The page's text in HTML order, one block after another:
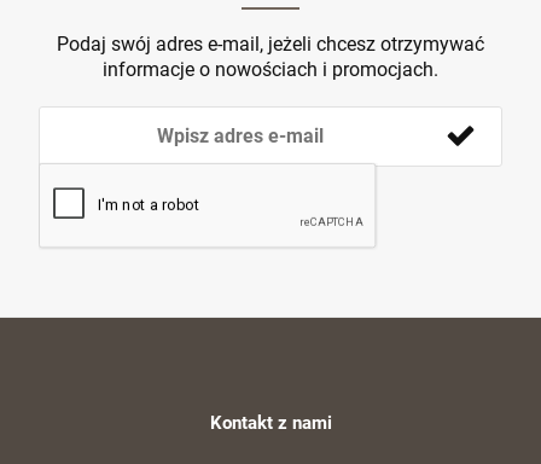
Podaj swój adres e-mail, jeżeli chcesz otrzymywać
informacje o nowościach i promocjach.
Kontakt z nami